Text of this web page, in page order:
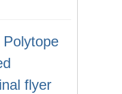
flyer